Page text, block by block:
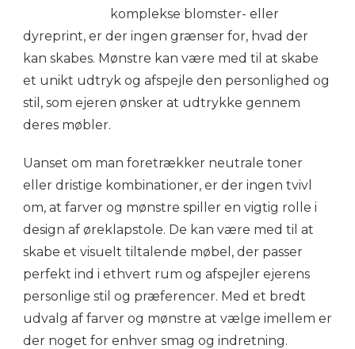
komplekse blomster- eller
dyreprint, er der ingen grænser for, hvad der
kan skabes. Mønstre kan være med til at skabe
et unikt udtryk og afspejle den personlighed og
stil, som ejeren ønsker at udtrykke gennem
deres møbler.
Uanset om man foretrækker neutrale toner
eller dristige kombinationer, er der ingen tvivl
om, at farver og mønstre spiller en vigtig rolle i
design af øreklapstole. De kan være med til at
skabe et visuelt tiltalende møbel, der passer
perfekt ind i ethvert rum og afspejler ejerens
personlige stil og præferencer. Med et bredt
udvalg af farver og mønstre at vælge imellem er
der noget for enhver smag og indretning.